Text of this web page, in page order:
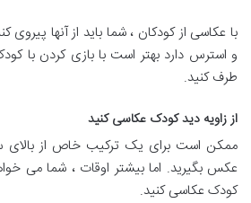
با عکاسی از کودکان ، شما باید از آنها
و استرس دارد بهتر است با بازی کردن با
طرف کنید.
از زاویه دید کودک عکاسی کنید
ممکن است برای یک ترکیب خاص از بالای
عکس بگیرید. اما بیشتر اوقات ، شما می
کودک عکاسی کنید.